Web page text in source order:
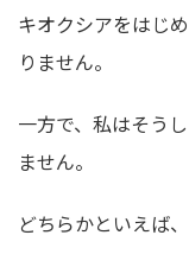
キオクシアをはじ
りません。
一方で、私はそう
ません。
どちらかといえば、